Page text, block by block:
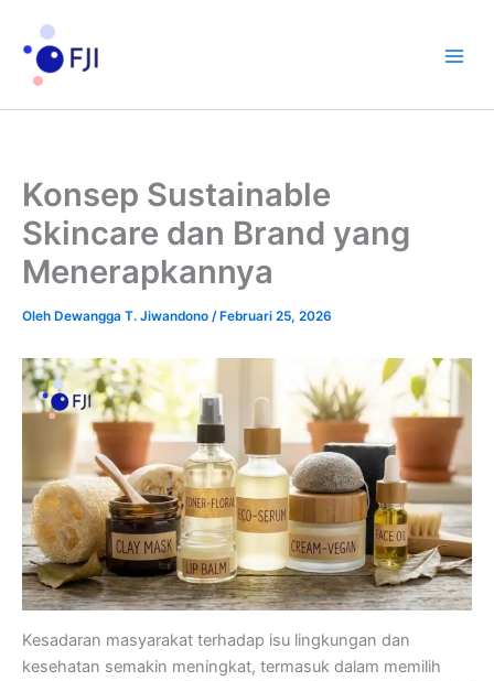
konten
Konsep Sustainable
Skincare dan Brand yang
Menerapkannya
Oleh Dewangga T. Jiwandono /Februari 25, 2026
Kesadaran masyarakat terhadap isu lingkungan dan
kesehatan semakin meningkat, termasuk dalam memilih